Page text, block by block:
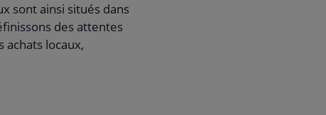
sont ainsi situés dans
des attentes
locaux,